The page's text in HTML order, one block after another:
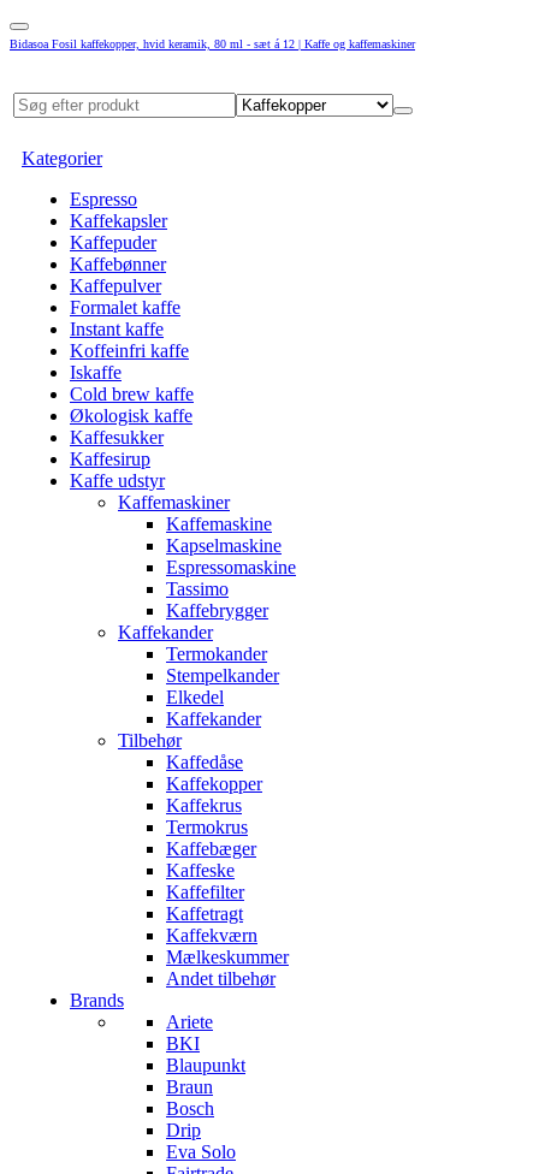
Bidasoa Fosil kaffekopper, hvid keramik, 80 ml - sæt á 12 | Kaffe og kaffemaskiner
Kategorier
Espresso
Kaffekapsler
Kaffepuder
Kaffebønner
Kaffepulver
Formalet kaffe
Instant kaffe
Koffeinfri kaffe
Iskaffe
Cold brew kaffe
Økologisk kaffe
Kaffesukker
Kaffesirup
Kaffe udstyr
Kaffemaskiner
Kaffemaskine
Kapselmaskine
Espressomaskine
Tassimo
Kaffebrygger
Kaffekander
Termokander
Stempelkander
Elkedel
Kaffekander
Tilbehør
Kaffedåse
Kaffekopper
Kaffekrus
Termokrus
Kaffebæger
Kaffeske
Kaffefilter
Kaffetragt
Kaffekværn
Mælkeskummer
Andet tilbehør
Brands
Ariete
BKI
Blaupunkt
Braun
Bosch
Drip
Eva Solo